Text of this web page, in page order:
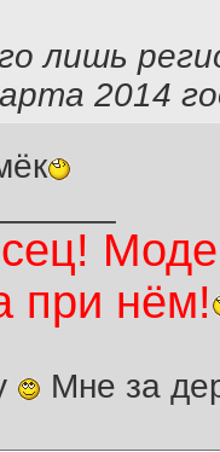
лишь
2014
при нём!
Мне за